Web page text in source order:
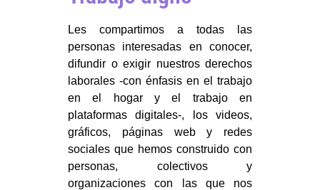
Les compartimos a todas las
personas interesadas en conocer,
difundir o exigir nuestros derechos
laborales -con énfasis en el trabajo
en el hogar y el trabajo en
plataformas digitales-, los videos,
gráficos, páginas web y redes
sociales que hemos construido con
personas, colectivos y
organizaciones con las que nos